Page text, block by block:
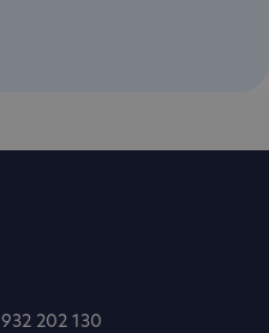
932 202 130